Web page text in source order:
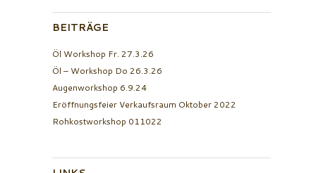
BEITRÄGE
Öl Workshop Fr. 27.3.26
Öl – Workshop Do 26.3.26
Augenworkshop 6.9.24
Eröffnungsfeier Verkaufsraum Oktober 2022
Rohkostworkshop 011022